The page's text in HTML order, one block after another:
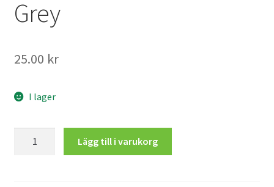
Grey
25.00 kr
I lager
Lägg till i varukorg